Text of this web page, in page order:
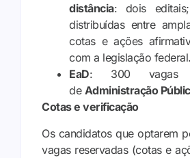
distância: dois
distribuídas entre
cotas e ações
com a legislação federal.
EaD: 300 vagas
de Administração
Cotas e verificação
Os candidatos que optarem
vagas reservadas (cotas e